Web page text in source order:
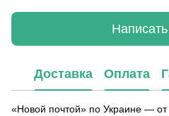
Доставка Оплата
«Новой почтой» по Украине — от